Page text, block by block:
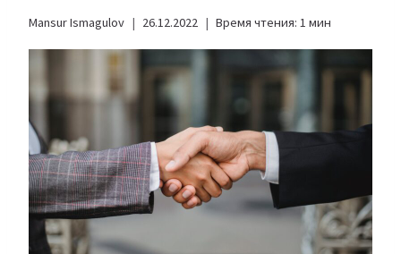
Mansur Ismagulov 26.12.2022 Время чтения: 1 мин